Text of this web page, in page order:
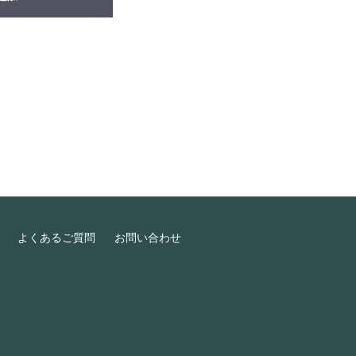
よくあるご質問 お問い合わせ